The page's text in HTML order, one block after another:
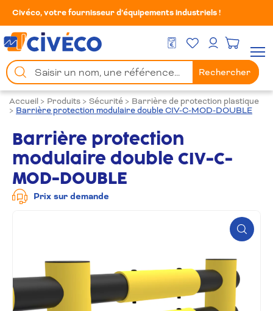
Civéco, votre fournisseur d’équipements industriels !
DEVIS GRATUIT
Mes FavorisMon compte
Chercher
un
produit
Rechercher
Accueil > Produits > Sécurité > Barrière de protection plastique
> Barrière protection modulaire double CIV-C-MOD-DOUBLE
Barrière protection
modulaire double CIV-C-
MOD-DOUBLE
Prix sur demande
Zoom